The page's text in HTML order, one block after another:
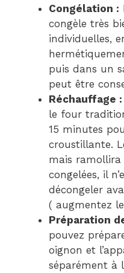
Congélation :
congèle très
individuelles,
puis dans un
peut être
Réchauffage :
le four
15 minutes
croustillante.
mais ramollira
congelées, il
décongeler
( augmentez
Préparation
pouvez
oignon et
séparément à